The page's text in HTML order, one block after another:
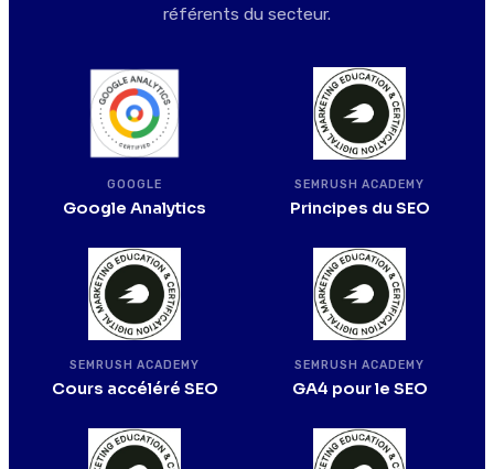
référents du secteur.
GOOGLE
Google Analytics
SEMRUSH ACADEMY
Principes du SEO
SEMRUSH ACADEMY
Cours accéléré SEO
SEMRUSH ACADEMY
GA4 pour le SEO